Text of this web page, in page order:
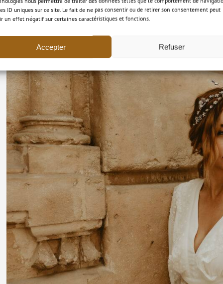
ID uniques sur ce site. Le fait de ne pas consentir ou de retirer son consentement peut
un effet négatif sur certaines caractéristiques et fonctions.
Accepter Refuser